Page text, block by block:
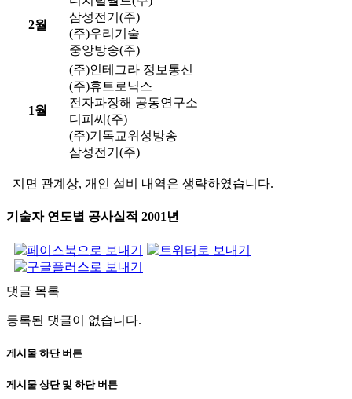
2월
삼성전기(주)
(주)우리기술
중앙방송(주)
1월
(주)인테그라 정보통신
(주)휴트로닉스
전자파장해 공동연구소
디피씨(주)
(주)기독교위성방송
삼성전기(주)
지면 관계상, 개인 설비 내역은 생략하였습니다.
기술자 연도별 공사실적 2001년
댓글 목록
등록된 댓글이 없습니다.
게시물 하단 버튼
게시물 상단 및 하단 버튼